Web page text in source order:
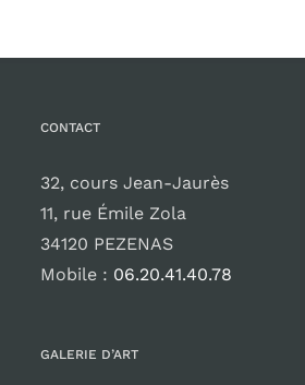
CONTACT
32, cours Jean-Jaurès
11, rue Émile Zola
34120 PEZENAS
Mobile : 06.20.41.40.78
GALERIE D’ART